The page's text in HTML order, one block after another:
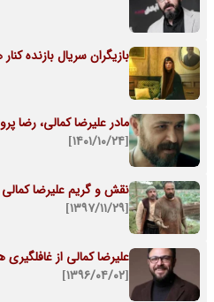
بازیگران سریال بازنده
مادر علیرضا کمالی، رضا
[۱۴۰۱/۱۰/۲۴]
نقش و گریم علیرضا
[۱۳۹۷/۱۱/۲۹]
علیرضا کمالی از
[۱۳۹۶/۰۴/۰۲]